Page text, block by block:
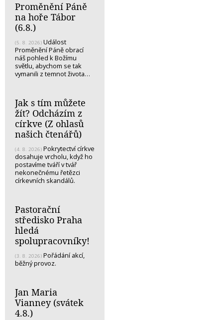
Proměnění Páně
na hoře Tábor
(6.8.)
(5. 8. 2026) Událost
Proměnění Páně obrací
náš pohled k Božímu
světlu, abychom se tak
vymanili z temnot života…
Jak s tím můžete
žít? Odcházím z
církve (Z ohlasů
našich čtenářů)
(4. 8. 2026) Pokrytectví církve
dosahuje vrcholu, když ho
postavíme tváří v tvář
nekonečnému řetězci
církevních skandálů.
Pastorační
středisko Praha
hledá
spolupracovníky!
(3. 8. 2026) Pořádání akcí,
běžný provoz.
Jan Maria
Vianney (svátek
4.8.)